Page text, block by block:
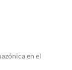
en el